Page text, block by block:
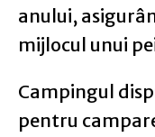
anului,
mijlocul unui
Campingul
pentru